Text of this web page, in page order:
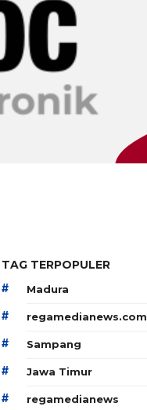
TAG TERPOPULER
# Madura
# regamedianews.com
# Sampang
# Jawa Timur
# regamedianews